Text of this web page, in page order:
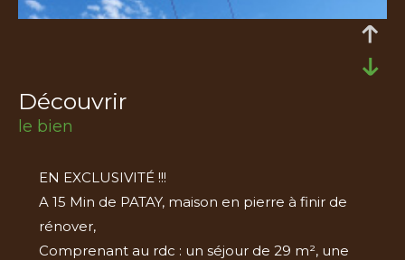
découvrir
le bien
EN EXCLUSIVITÉ !!!
A 15 Min de PATAY, maison en pierre à finir de
rénover,
Comprenant au rdc : un séjour de 29 m², une